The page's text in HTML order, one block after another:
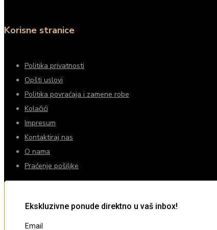
Korisne stranice
Politika privatnosti
Opšti uslovi
Politika povraćaja i zamene robe
Kolačići
Impresum
Kontaktiraj nas
O nama
Praćenje pošiljke